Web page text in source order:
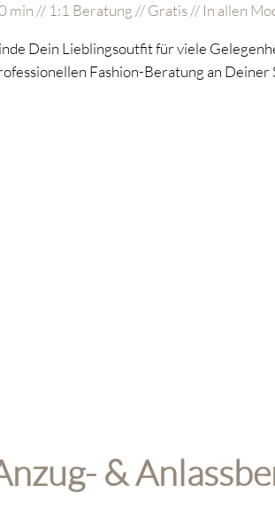
min // 1:1 Beratung // Gratis // In allen
Dein Lieblingsoutfit für viele
Fashion-Beratung an Deiner
&